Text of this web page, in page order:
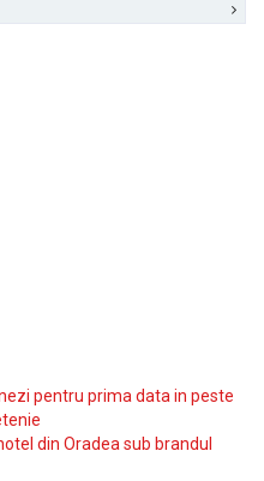
pentru prima data in peste
din Oradea sub brandul